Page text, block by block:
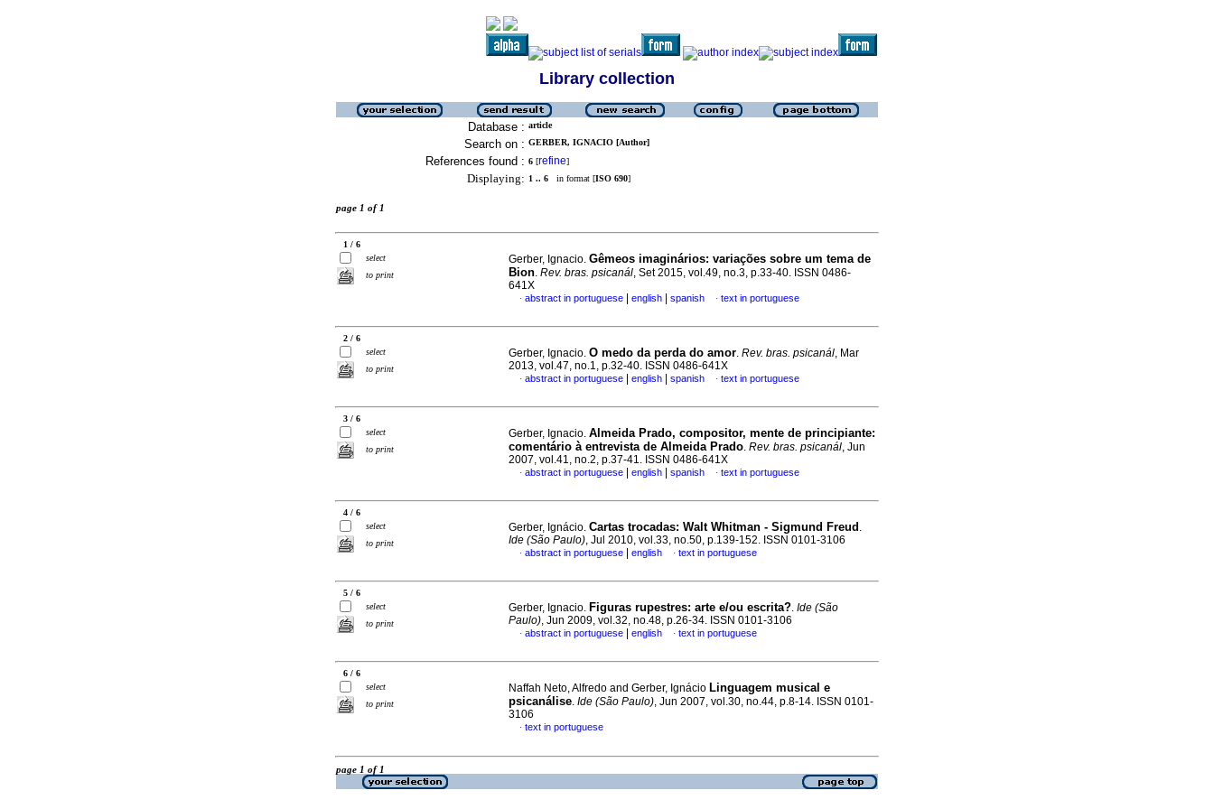
Library collection
Database : article
Search on : GERBER, IGNACIO [Author]
References found : 6 [refine]
Displaying: 1 .. 6 in format [ISO 690]
page 1 of 1
1 / 6
select
to print
Gerber, Ignacio. Gêmeos imaginários: variações sobre um tema de
Bion. Rev. bras. psicanál, Set 2015, vol.49, no.3, p.33-40. ISSN 0486-
641X
· abstract in portuguese english spanish · text in portuguese
2 / 6
select
to print
Gerber, Ignacio. O medo da perda do amor. Rev. bras. psicanál, Mar
2013, vol.47, no.1, p.32-40. ISSN 0486-641X
· abstract in portuguese english spanish · text in portuguese
3 / 6
select
to print
Gerber, Ignacio. Almeida Prado, compositor, mente de principiante:
comentário à entrevista de Almeida Prado. Rev. bras. psicanál, Jun
2007, vol.41, no.2, p.37-41. ISSN 0486-641X
· abstract in portuguese english spanish · text in portuguese
4 / 6
select
to print
Gerber, Ignácio. Cartas trocadas: Walt Whitman - Sigmund Freud .
Ide (São Paulo), Jul 2010, vol.33, no.50, p.139-152. ISSN 0101-3106
· abstract in portuguese english · text in portuguese
5 / 6
select
to print
Gerber, Ignacio. Figuras rupestres: arte e/ou escrita?. Ide (São
Paulo), Jun 2009, vol.32, no.48, p.26-34. ISSN 0101-3106
· abstract in portuguese english · text in portuguese
6 / 6
select
to print
Naffah Neto, Alfredo and Gerber, Ignácio Linguagem musical e
psicanálise. Ide (São Paulo), Jun 2007, vol.30, no.44, p.8-14. ISSN 0101-
3106
· text in portuguese
page 1 of 1